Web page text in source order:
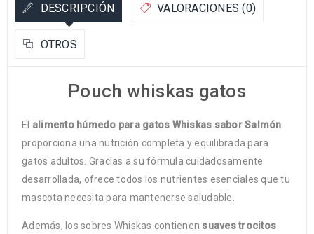
DESCRIPCIÓN VALORACIONES (0)
OTROS
Pouch whiskas gatos
El alimento húmedo para gatos Whiskas sabor Salmón
proporciona una nutrición completa y equilibrada para
gatos adultos. Gracias a su fórmula cuidadosamente
desarrollada, ofrece todos los nutrientes esenciales que tu
mascota necesita para mantenerse saludable.
Además, los sobres Whiskas contienen suaves trocitos